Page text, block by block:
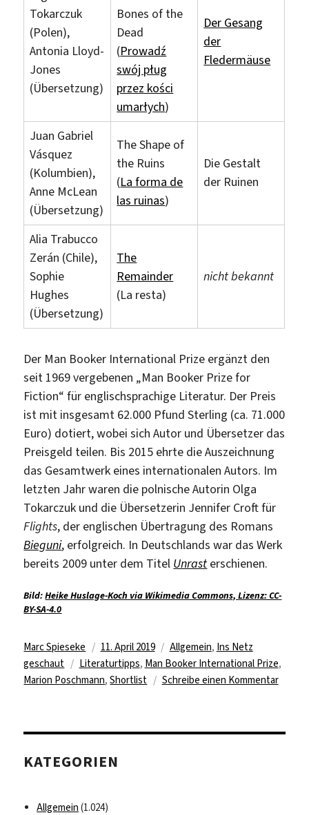
Tokarczuk
(Polen),
Antonia Lloyd-
Jones
(Übersetzung)
Bones of the
Dead
(Prowadź
swój pług
przez kości
umarłych)
Der Gesang
der
Fledermäuse
Juan Gabriel
Vásquez
(Kolumbien),
Anne McLean
(Übersetzung)
The Shape of
the Ruins
(La forma de
las ruinas)
Die Gestalt
der Ruinen
Alia Trabucco
Zerán (Chile),
Sophie
Hughes
(Übersetzung)
The
Remainder
(La resta)
nicht bekannt
Der Man Booker International Prize ergänzt den
seit 1969 vergebenen „Man Booker Prize for
Fiction“ für englischsprachige Literatur. Der Preis
ist mit insgesamt 62.000 Pfund Sterling (ca. 71.000
Euro) dotiert, wobei sich Autor und Übersetzer das
Preisgeld teilen. Bis 2015 ehrte die Auszeichnung
das Gesamtwerk eines internationalen Autors. Im
letzten Jahr waren die polnische Autorin Olga
Tokarczuk und die Übersetzerin Jennifer Croft für
Flights, der englischen Übertragung des Romans
Bieguni, erfolgreich. In Deutschlands war das Werk
bereits 2009 unter dem Titel Unrasterschienen.
Bild:Heike Huslage-Koch via Wikimedia Commons, Lizenz: CC-
BY-SA-4.0
Autor
Marc Spieseke
Veröffentlicht
am
11. April 2019 Kategorien
Allgemein, Ins Netz
geschaut
Schlagwörter
Literaturtipps, Man Booker International Prize,
Marion Poschmann,Shortlist Schreibe einen Kommentarzu
Man
KATEGORIEN
Allgemein (1.024)